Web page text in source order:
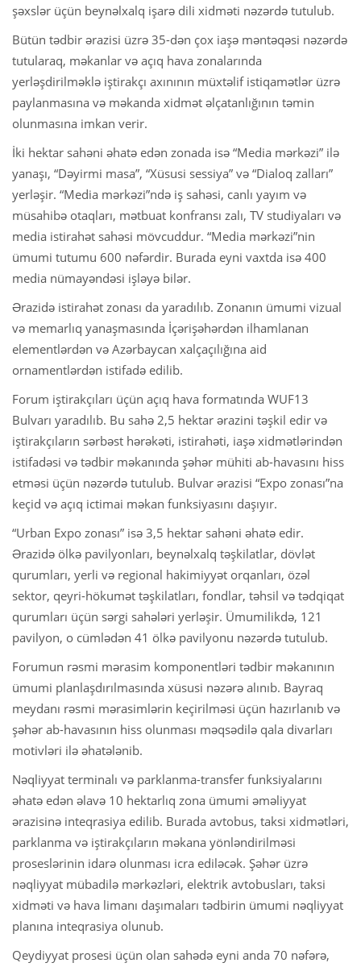
şəxslər üçün beynəlxalq işarə dili xidməti nəzərdə tutulub.
Bütün tədbir ərazisi üzrə 35-dən çox iaşə məntəqəsi nəzərdə
tutularaq, məkanlar və açıq hava zonalarında
yerləşdirilməklə iştirakçı axınının müxtəlif istiqamətlər üzrə
paylanmasına və məkanda xidmət əlçatanlığının təmin
olunmasına imkan verir.
İki hektar sahəni əhatə edən zonada isə “Media mərkəzi” ilə
yanaşı, “Dəyirmi masa”, “Xüsusi sessiya” və “Dialoq zalları”
yerləşir. “Media mərkəzi”ndə iş sahəsi, canlı yayım və
müsahibə otaqları, mətbuat konfransı zalı, TV studiyaları və
media istirahət sahəsi mövcuddur. “Media mərkəzi”nin
ümumi tutumu 600 nəfərdir. Burada eyni vaxtda isə 400
media nümayəndəsi işləyə bilər.
Ərazidə istirahət zonası da yaradılıb. Zonanın ümumi vizual
və memarlıq yanaşmasında İçərişəhərdən ilhamlanan
elementlərdən və Azərbaycan xalçaçılığına aid
ornamentlərdən istifadə edilib.
Forum iştirakçıları üçün açıq hava formatında WUF13
Bulvarı yaradılıb. Bu sahə 2,5 hektar ərazini təşkil edir və
iştirakçıların sərbəst hərəkəti, istirahəti, iaşə xidmətlərindən
istifadəsi və tədbir məkanında şəhər mühiti ab-havasını hiss
etməsi üçün nəzərdə tutulub. Bulvar ərazisi “Expo zonası”na
keçid və açıq ictimai məkan funksiyasını daşıyır.
“Urban Expo zonası” isə 3,5 hektar sahəni əhatə edir.
Ərazidə ölkə pavilyonları, beynəlxalq təşkilatlar, dövlət
qurumları, yerli və regional hakimiyyət orqanları, özəl
sektor, qeyri-hökumət təşkilatları, fondlar, təhsil və tədqiqat
qurumları üçün sərgi sahələri yerləşir. Ümumilikdə, 121
pavilyon, o cümlədən 41 ölkə pavilyonu nəzərdə tutulub.
Forumun rəsmi mərasim komponentləri tədbir məkanının
ümumi planlaşdırılmasında xüsusi nəzərə alınıb. Bayraq
meydanı rəsmi mərasimlərin keçirilməsi üçün hazırlanıb və
şəhər ab-havasının hiss olunması məqsədilə qala divarları
motivləri ilə əhatələnib.
Nəqliyyat terminalı və parklanma-transfer funksiyalarını
əhatə edən əlavə 10 hektarlıq zona ümumi əməliyyat
ərazisinə inteqrasiya edilib. Burada avtobus, taksi xidmətləri,
parklanma və iştirakçıların məkana yönləndirilməsi
proseslərinin idarə olunması icra ediləcək. Şəhər üzrə
nəqliyyat mübadilə mərkəzləri, elektrik avtobusları, taksi
xidməti və hava limanı daşımaları tədbirin ümumi nəqliyyat
planına inteqrasiya olunub.
Qeydiyyat prosesi üçün olan sahədə eyni anda 70 nəfərə,